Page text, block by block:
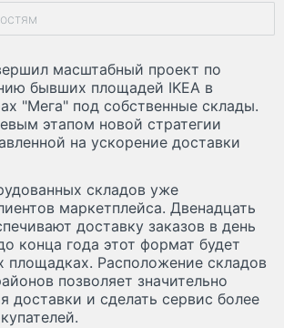
масштабный проект по
бывших площадей IKEA в
"Мега" под собственные склады.
этапом новой стратегии
на ускорение доставки
складов уже
маркетплейса. Двенадцать
доставку заказов в день
конца года этот формат будет
площадках. Расположение складов
позволяет значительно
доставки и сделать сервис более